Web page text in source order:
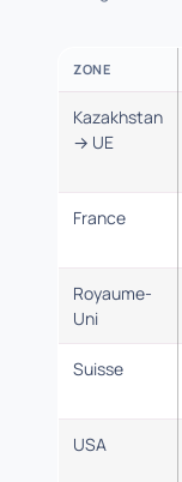
ZONE
Kazakhstan
→ UE
France
Royaume-
Uni
Suisse
USA